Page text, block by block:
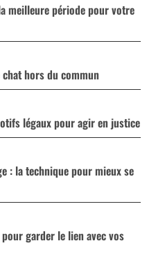
meilleure période pour votre
hors du commun
légaux pour agir en justice
: la technique pour mieux se
garder le lien avec vos